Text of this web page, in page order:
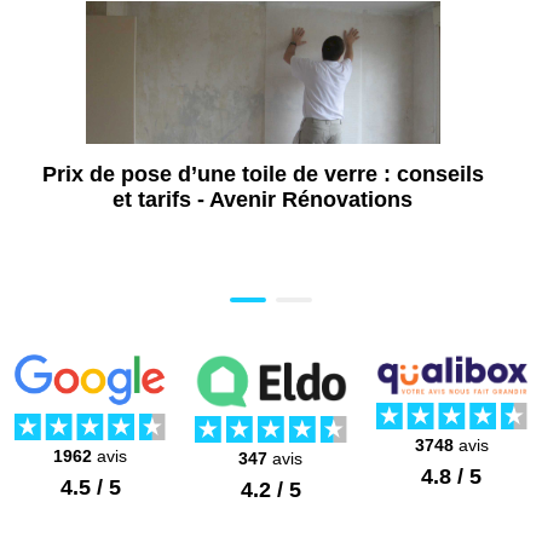
Prix de pose d’une toile de verre : conseils
et tarifs - Avenir Rénovations
1962 avis
4.5 / 5
347 avis
4.2 / 5
3748avis
4.8 / 5